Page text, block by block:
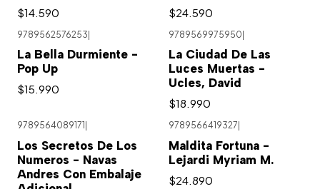
$14.590 $24.590
9789562576253
La Bella Durmiente -
Pop Up
$15.990
9789569975950
La Ciudad De Las
Luces Muertas -
Ucles, David
$18.990
9789564089171
Los Secretos De Los
Numeros - Navas
Andres Con Embalaje
9789566419327
Maldita Fortuna -
Lejardi Myriam M.
$24.890